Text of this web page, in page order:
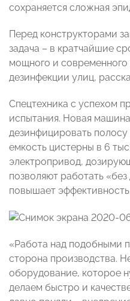
сохраняется сложная
Перед конструкторами
задача – в кратчайшие
мощного и
дезинфекции улиц,
Спецтехника с успехом
испытания. Новая
дезинфицировать
емкость цистерны в 6
электропривод,
позволяют работать
повышает
«Работа над подобными
сторона производства.
оборудование, которое
делаем быстро и